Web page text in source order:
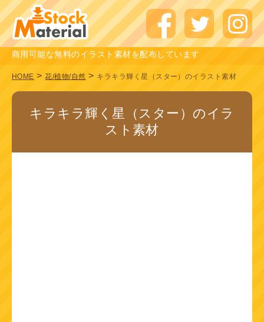
商用可能な無料のイラスト素材を配布しています
HOME >花/植物/自然 > キラキラ輝く星（スター）のイラスト素材
キラキラ輝く星（スター）のイラ
スト素材